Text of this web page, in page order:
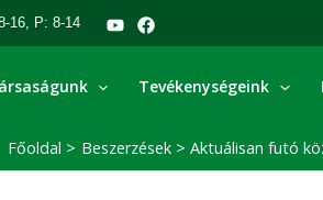
16, P: 8-14
Tevékenységeink
Főoldal Beszerzések Aktuálisan futó